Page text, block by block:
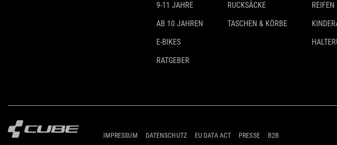
9-11 JAHRE
AB 10 JAHREN
E-BIKES
RATGEBER
RUCKSÄCKE
TASCHEN & KÖRBE
REIFEN
IMPRESSUM DATENSCHUTZ EU DATA ACT PRESSE B2B